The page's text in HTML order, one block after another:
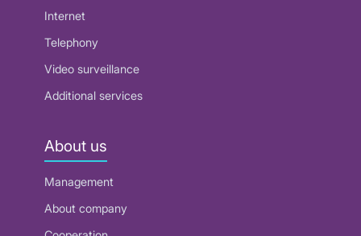
Internet
Telephony
Video surveillance
Additional services
About us
Management
About company